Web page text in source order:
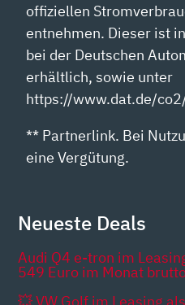
offiziellen
entnehmen. Dieser ist
bei der Deutschen
erhältlich, sowie unter
https://www.dat.de/
** Partnerlink. Bei
eine Vergütung.
Neueste Deals
Audi Q4 e-tron im
549 Euro im Monat